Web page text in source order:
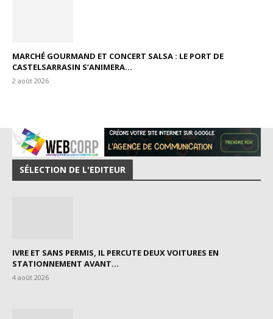
MARCHÉ GOURMAND ET CONCERT SALSA : LE PORT DE
CASTELSARRASIN S’ANIMERA...
2 août 2026
SÉLECTION DE L'EDITEUR
IVRE ET SANS PERMIS, IL PERCUTE DEUX VOITURES EN
STATIONNEMENT AVANT...
4 août 2026